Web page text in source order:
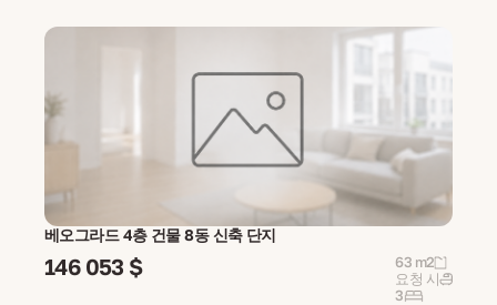
베오그라드 4층 건물 8동 신축 단지
146 053 $
63 m2
요청 시
3